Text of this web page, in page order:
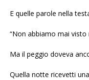
E quelle parole nella
“Non abbiamo mai visto
Ma il peggio doveva
Quella notte ricevetti